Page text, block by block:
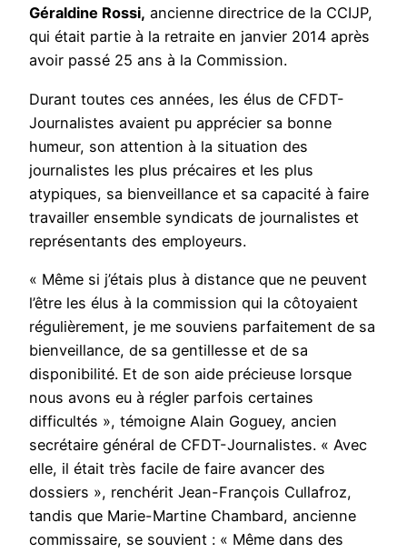
Géraldine Rossi, ancienne directrice de la CCIJP,
qui était partie à la retraite en janvier 2014 après
avoir passé 25 ans à la Commission.
Durant toutes ces années, les élus de CFDT-
Journalistes avaient pu apprécier sa bonne
humeur, son attention à la situation des
journalistes les plus précaires et les plus
atypiques, sa bienveillance et sa capacité à faire
travailler ensemble syndicats de journalistes et
représentants des employeurs.
« Même si j’étais plus à distance que ne peuvent
l’être les élus à la commission qui la côtoyaient
régulièrement, je me souviens parfaitement de sa
bienveillance, de sa gentillesse et de sa
disponibilité. Et de son aide précieuse lorsque
nous avons eu à régler parfois certaines
difficultés », témoigne Alain Goguey, ancien
secrétaire général de CFDT-Journalistes. « Avec
elle, il était très facile de faire avancer des
dossiers », renchérit Jean-François Cullafroz,
tandis que Marie-Martine Chambard, ancienne
commissaire, se souvient : « Même dans des